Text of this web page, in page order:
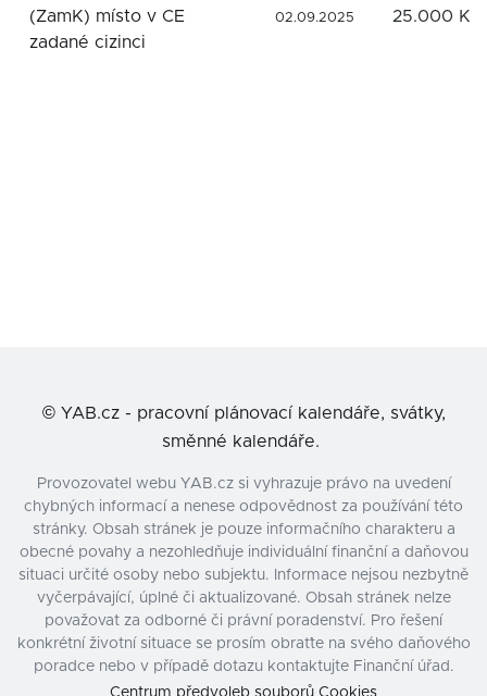
(ZamK) místo v CE
zadané cizinci
02.09.2025
25.000 Kč
© YAB.cz - pracovní plánovací kalendáře, svátky,
směnné kalendáře.
Provozovatel webu YAB.cz si vyhrazuje právo na uvedení
chybných informací a nenese odpovědnost za používání této
stránky. Obsah stránek je pouze informačního charakteru a
obecné povahy a nezohledňuje individuální finanční a daňovou
situaci určité osoby nebo subjektu. Informace nejsou nezbytně
vyčerpávající, úplné či aktualizované. Obsah stránek nelze
považovat za odborné či právní poradenství. Pro řešení
konkrétní životní situace se prosím obraťte na svého daňového
poradce nebo v případě dotazu kontaktujte Finanční úřad.
Centrum předvoleb souborů Cookies